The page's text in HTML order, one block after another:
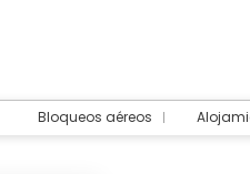
Bloqueos aéreos